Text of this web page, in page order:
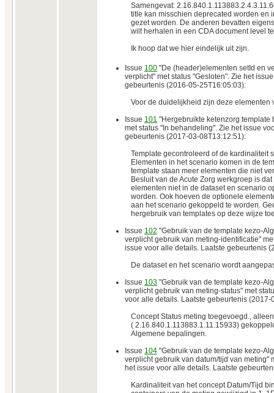
Samengevat:
title kan misschien deprecated worden en
gezet worden. De anderen bevatten
wilt herhalen in een CDA document level
Ik hoop dat we hier eindelijk uit zijn.
Issue 100 "De (header)elementen setId en
verplicht" met status "Gesloten". Zie het
gebeurtenis (2016-05-25T16:05:03):
Voor de duidelijkheid zijn deze elementen
Issue 101 "Hergebruikte ketenzorg template
met status "In behandeling". Zie het issue
gebeurtenis (2017-03-08T13:12:51):
Template gecontroleerd of de kardinaliteit
Elementen in het scenario komen in de
template staan meer elementen die niet
Besluit van de Acute Zorg werkgroep is
elementen niet in de dataset en scenario
worden. Ook hoeven de optionele
aan het scenario gekoppeld te worden.
hergebruik van templates op deze wijze
Issue 102 "Gebruik van de template kezo-
verplicht gebruik van meting-identificatie"
issue voor alle details. Laatste gebeurtenis
De dataset en het scenario wordt
Issue 103 "Gebruik van de template kezo-
verplicht gebruik van meting-status" met
voor alle details. Laatste gebeurtenis (2017-
Concept Status meting toegevoegd.,
( 2.16.840.1.113883.1.11.15933)
Algemene bepalingen.
Issue 104 "Gebruik van de template kezo-
verplicht gebruik van datum/tijd van meting"
het issue voor alle details. Laatste
Kardinaliteit van het concept Datum/Tijd